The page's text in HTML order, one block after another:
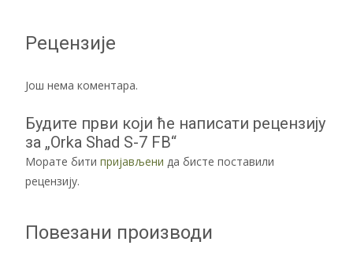
Рецензије
Још нема коментара.
Будите први који ће написати рецензију
за „Orka Shad S-7 FB“
Морате бити пријављени да бисте поставили
рецензију.
Повезани производи